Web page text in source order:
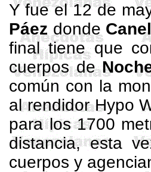
Y fue el 12 de
Páez donde
final tiene que
cuerpos de
común con la
al rendidorHypo
para los1700
distancia, esta
cuerpos y